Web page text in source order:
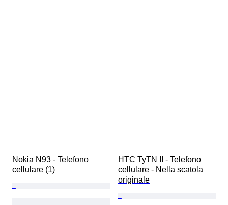
Nokia N93 - Telefono
cellulare (1)
HTC TyTN II - Telefono
cellulare - Nella scatola
originale